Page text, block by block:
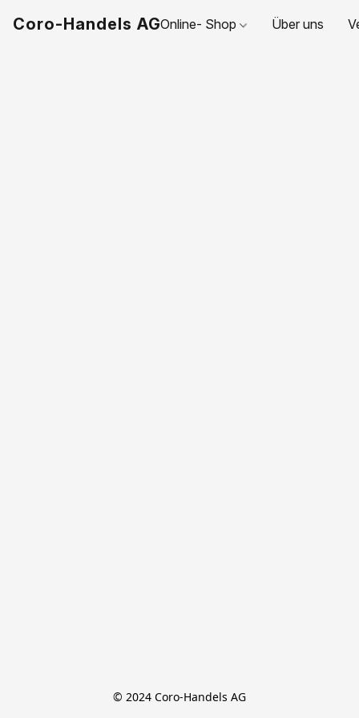
Coro-Handels AGOnline- Shop Über uns
© 2024 Coro-Handels AG